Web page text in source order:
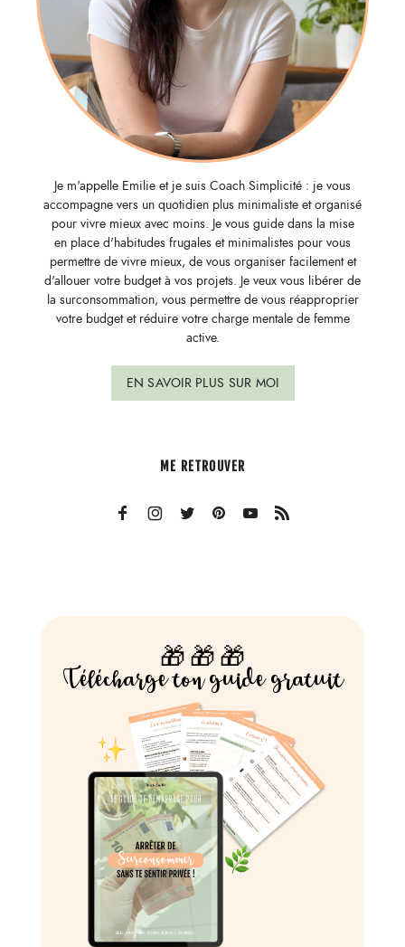
Je m'appelle Emilie et je suis Coach Simplicité : je vous
accompagne vers un quotidien plus minimaliste et organisé
pour vivre mieux avec moins. Je vous guide dans la mise
en place d'habitudes frugales et minimalistes pour vous
permettre de vivre mieux, de vous organiser facilement et
d'allouer votre budget à vos projets. Je veux vous libérer de
la surconsommation, vous permettre de vous réapproprier
votre budget et réduire votre charge mentale de femme
active.
EN SAVOIR PLUS SUR MOI
ME RETROUVER